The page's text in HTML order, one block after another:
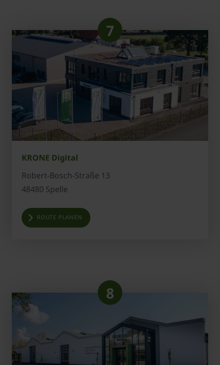
7
KRONE Digital
Robert-Bosch-Straße 13
48480 Spelle
ROUTE PLANEN
8